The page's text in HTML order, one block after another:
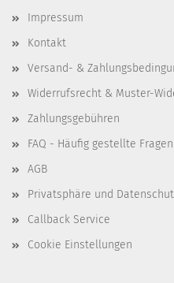
Impressum
Kontakt
Versand- &
Widerrufsrecht & Muster-
Zahlungsgebühren
FAQ - Häufig gestellte
AGB
Privatsphäre und
Callback Service
Cookie Einstellungen